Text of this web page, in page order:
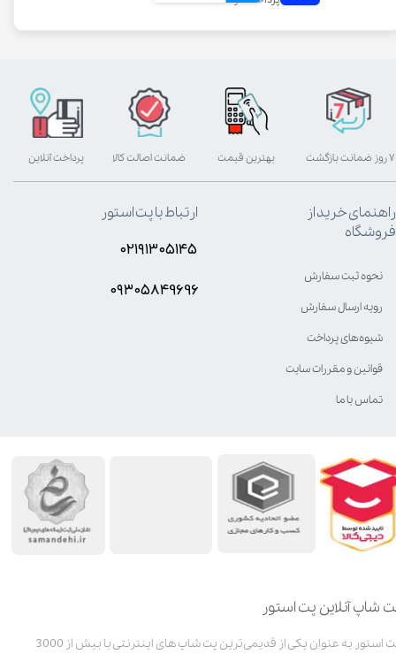
شاپ آنلاین پت استور
پت استور به عنوان یکی از قدیمی‌ترین پت شاپ های اینترنتی با بیش از 3000
بهترین قیمت پرداخت آنلاین ۷ روز ضمانت بازگشت ضمانت اصالت کالا
راهنمای خرید از
فروشگاه
نحوه ثبت سفارش
رویه ارسال سفارش
شیوه‌های پرداخت
قوانین و مقررات سایت
تماس با ما
ارتباط با پت استور
۰۲۱۹۱۳۰۵۱۴۵
۰۹۳۰۵8۴9696